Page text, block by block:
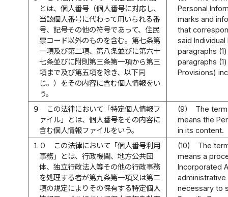
とは、個人番号（個人番号に対応し、
当該個人番号に代わって用いられる番
号、記号その他の符号であって、住民
票コード以外のものを含む。第七条第
一項及び第二項、第八条並びに第六十
七条並びに附則第三条第一項から第三
項まで及び第五項を除き、以下同
じ。）をその内容に含む個人情報をい
う。
Personal
marks and
that
said
paragraphs
paragraphs
Provisions)
９
この法律において「特定個人情報フ
ァイル」とは、個人番号をその内容に
含む個人情報ファイルをいう。
(9)
The
means the
in its content.
１０
この法律において「個人番号利用
事務」とは、行政機関、地方公共団
体、独立行政法人等その他の行政事務
を処理する者が第九条第一項又は第二
項の規定によりその保有する特定個人
(10)
The
means a
Incorporated
necessary to